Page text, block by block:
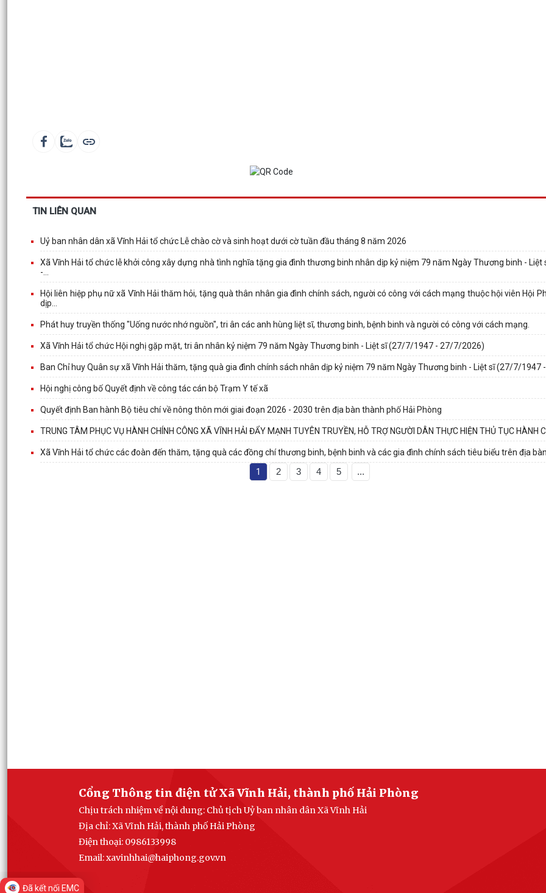
TIN LIÊN QUAN
Uỷ ban nhân dân xã Vĩnh Hải tổ chức Lễ chào cờ và sinh hoạt dưới cờ tuần đầu tháng 8 năm 2026
Xã Vĩnh Hải tổ chức lễ khởi công xây dựng nhà tình nghĩa tặng gia đình thương binh nhân dịp kỷ niệm 79 năm Ngày Thương binh -
-...
Hội liên hiệp phụ nữ xã Vĩnh Hải thăm hỏi, tặng quà thân nhân gia đình chính sách, người có công với cách mạng thuộc hội viên Hội
dịp...
Phát huy truyền thống "Uống nước nhớ nguồn", tri ân các anh hùng liệt sĩ, thương binh, bệnh binh và người có công với cách mạng.
Xã Vĩnh Hải tổ chức Hội nghị gặp mặt, tri ân nhân kỷ niệm 79 năm Ngày Thương binh - Liệt sĩ (27/7/1947 - 27/7/2026)
Ban Chỉ huy Quân sự xã Vĩnh Hải thăm, tặng quà gia đình chính sách nhân dịp kỷ niệm 79 năm Ngày Thương binh - Liệt sĩ (27/7/
Hội nghị công bố Quyết định về công tác cán bộ Trạm Y tế xã
Quyết định Ban hành Bộ tiêu chí về nông thôn mới giai đoạn 2026 - 2030 trên địa bàn thành phố Hải Phòng
TRUNG TÂM PHỤC VỤ HÀNH CHÍNH CÔNG XÃ VĨNH HẢI ĐẨY MẠNH TUYÊN TRUYỀN, HỖ TRỢ NGƯỜI DÂN THỰC HIỆN THỦ TỤC HÀNH
Xã Vĩnh Hải tổ chức các đoàn đến thăm, tặng quà các đồng chí thương binh, bệnh binh và các gia đình chính sách tiêu biểu trên địa bàn
1 2 3 4 5 ...
Cổng Thông tin điện tử Xã Vĩnh Hải, thành phố Hải Phòng
Chịu trách nhiệm về nội dung: Chủ tịch Uỷ ban nhân dân Xã Vĩnh Hải
Địa chỉ: Xã Vĩnh Hải, thành phố Hải Phòng
Điện thoại: 0986133998
Email: xavinhhai@haiphong.gov.vn
Đã kết nối EMC